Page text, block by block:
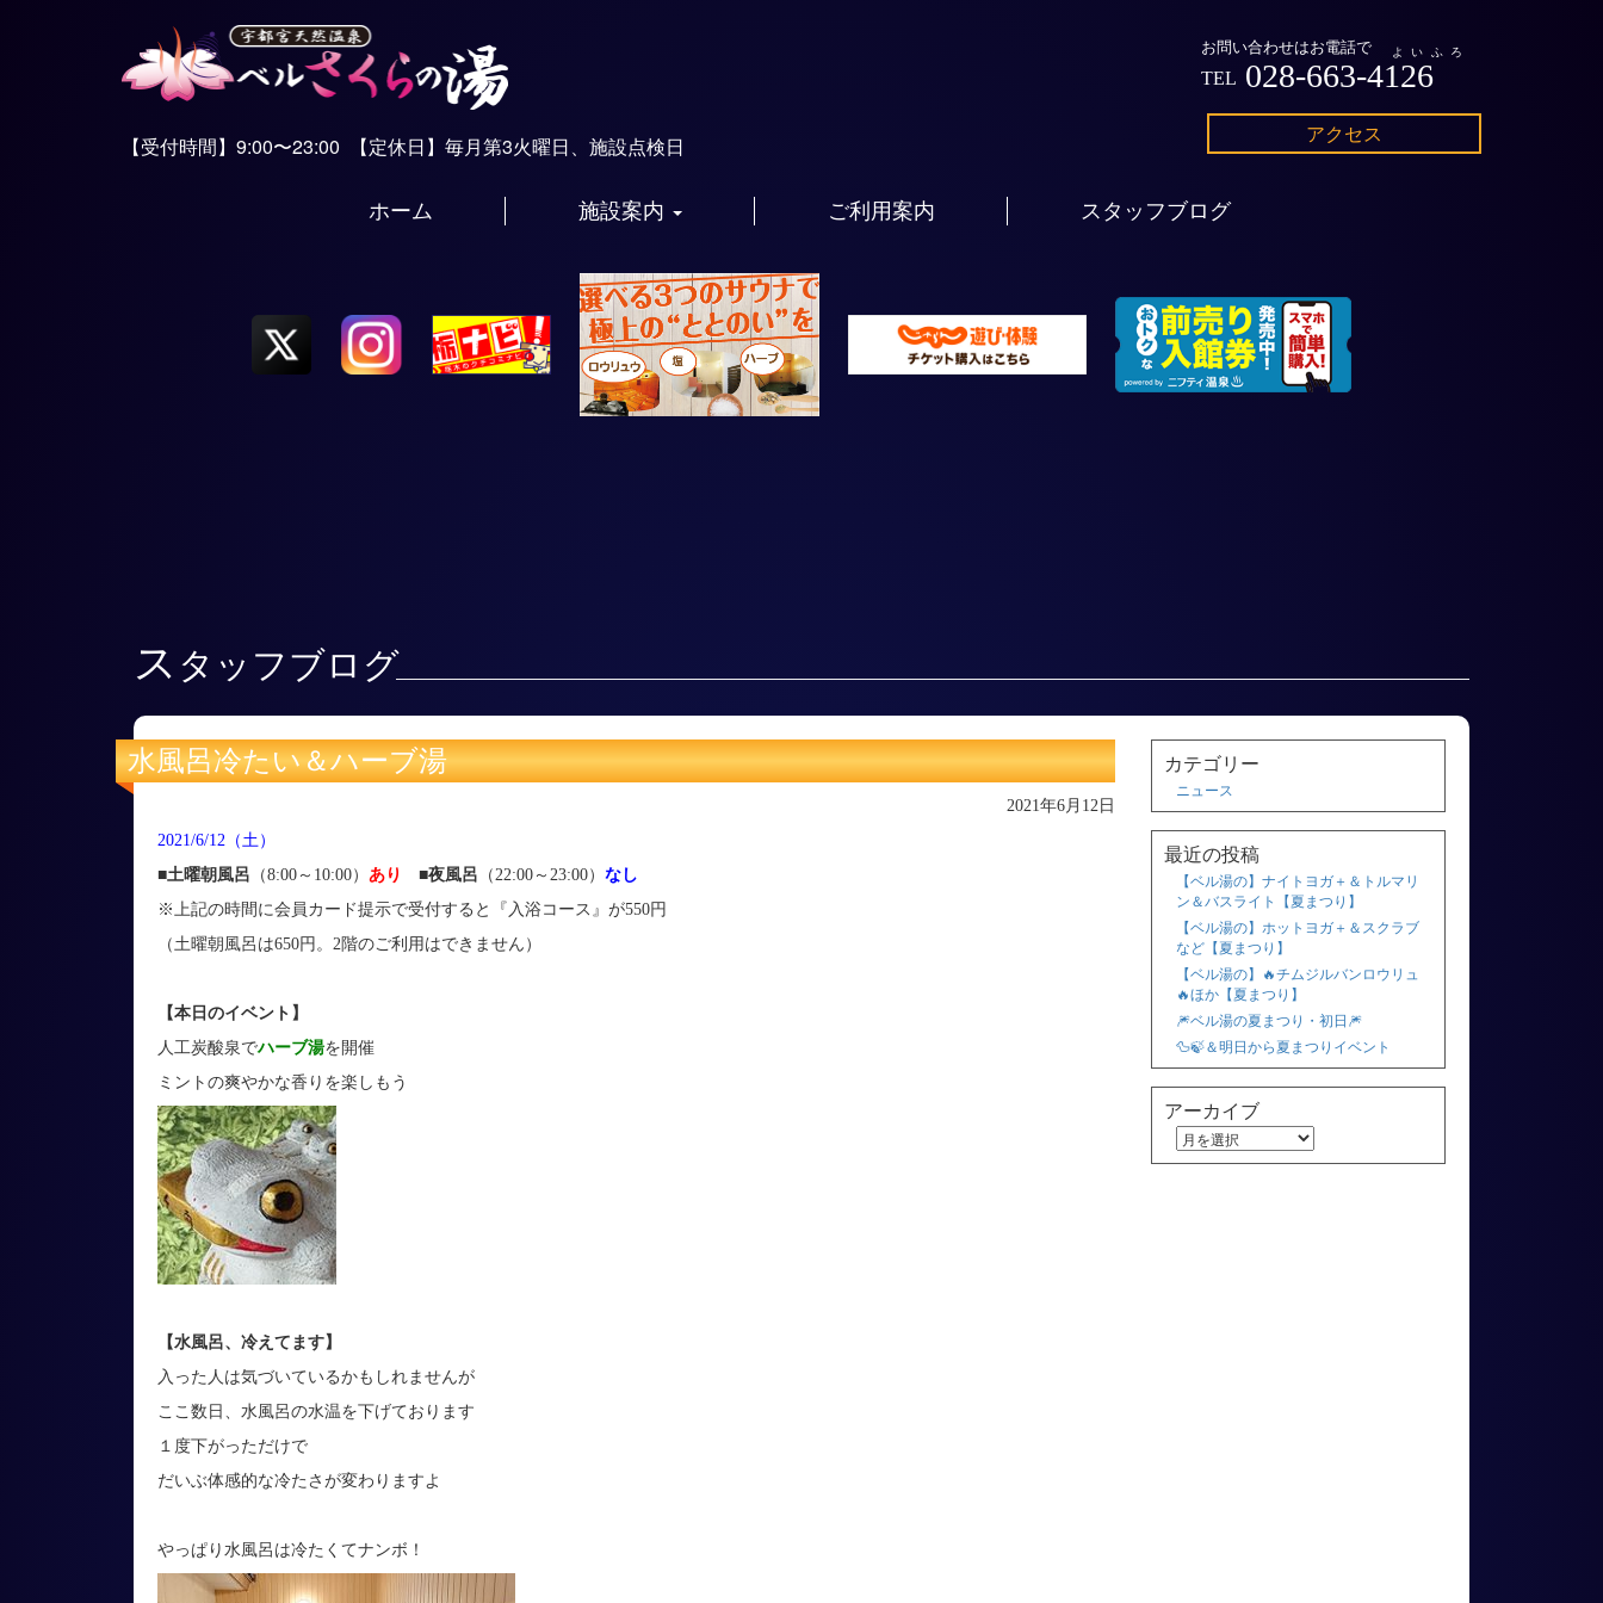
【受付時間】9:00〜23:00 【定休日】毎月第3火曜日、施設点検日 アクセス
お問い合わせはお電話で よいふろ
TEL 028-663-4126
ホーム 施設案内 ご利用案内 スタッフブログ
ス タッフブログ
水風呂冷たい＆ハーブ湯
2021年6月12日
2021/6/12（土）
■土曜朝風呂 （8:00～10:00） あり ■夜風呂 （22:00～23:00） なし
※上記の時間に会員カード提示で受付すると『入浴コース』が550円
（土曜朝風呂は650円。2階のご利用はできません）
【本日のイベント】
人工炭酸泉でハーブ湯を開催
ミントの爽やかな香りを楽しもう
【水風呂、冷えてます】
入った人は気づいているかもしれませんが
ここ数日、水風呂の水温を下げております
１度下がっただけで
だいぶ体感的な冷たさが変わりますよ
やっぱり水風呂は冷たくてナンボ！
カテゴリー
ニュース
最近の投稿
【ベル湯の】ナイトヨガ＋＆トルマリ
ン＆バスライト【夏まつり】
【ベル湯の】ホットヨガ＋＆スクラブ
など【夏まつり】
【ベル湯の】🔥チムジルバンロウリュ
🔥ほか【夏まつり】
🎆ベル湯の夏まつり・初日🎆
🦆🍃＆明日から夏まつりイベント
アーカイブ